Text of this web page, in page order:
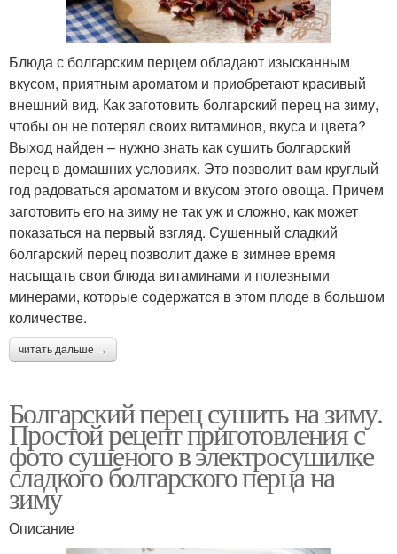
Блюда с болгарским перцем обладают изысканным
вкусом, приятным ароматом и приобретают красивый
внешний вид. Как заготовить болгарский перец на зиму,
чтобы он не потерял своих витаминов, вкуса и цвета?
Выход найден – нужно знать как сушить болгарский
перец в домашних условиях. Это позволит вам круглый
год радоваться ароматом и вкусом этого овоща. Причем
заготовить его на зиму не так уж и сложно, как может
показаться на первый взгляд. Сушенный сладкий
болгарский перец позволит даже в зимнее время
насыщать свои блюда витаминами и полезными
минерами, которые содержатся в этом плоде в большом
количестве.
читать дальше →
Болгарский перец сушить на зиму.
Простой рецепт приготовления с
фото сушеного в электросушилке
сладкого болгарского перца на
зиму
Описание